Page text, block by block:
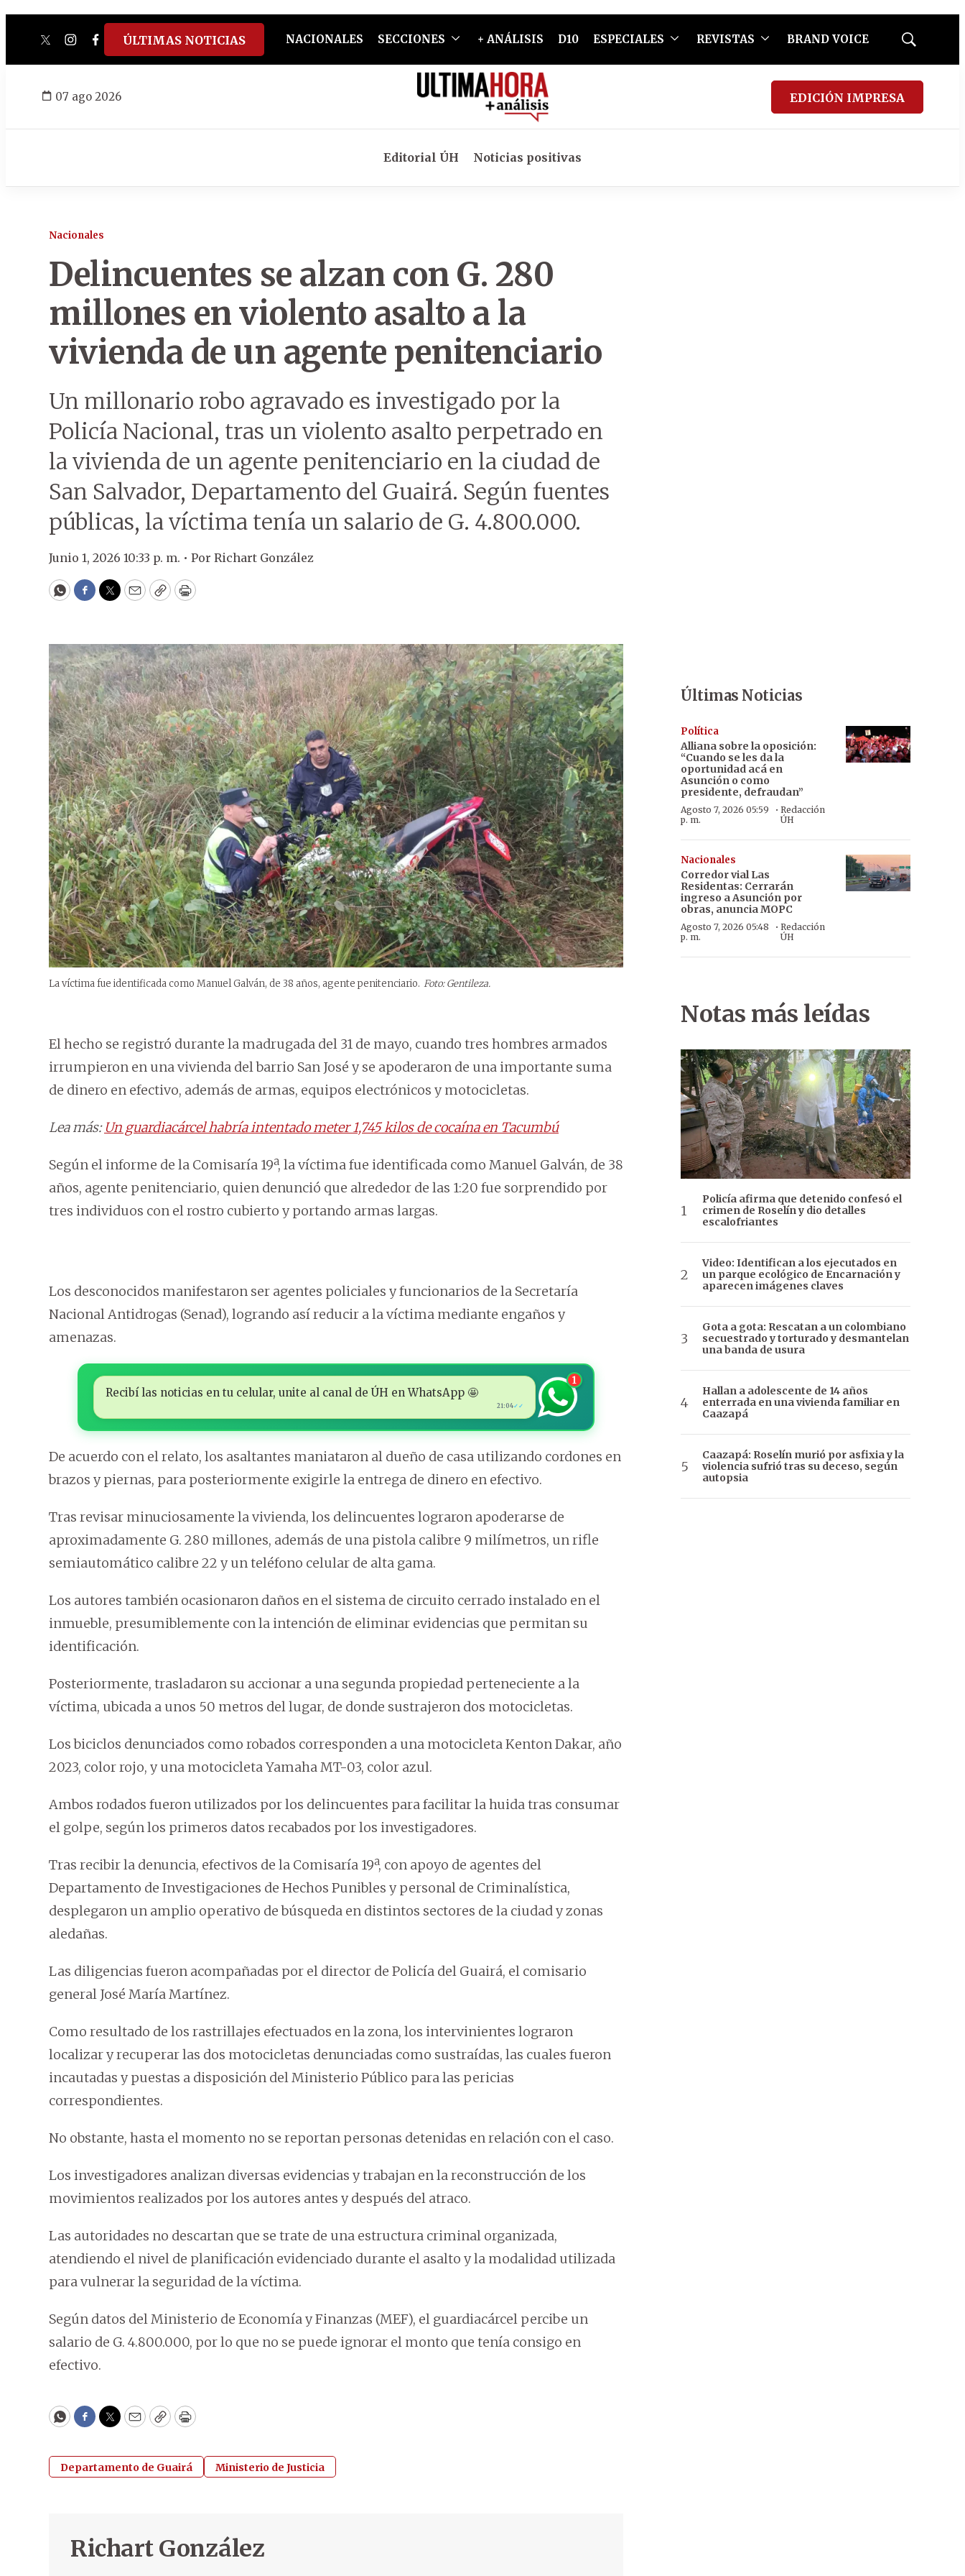
twitterinstagram
facebook
tiktokyoutube
spotify
ÚLTIMAS NOTICIAS NACIONALES SECCIONES + ANÁLISIS D10 ESPECIALES REVISTAS BRAND VOICE
Mostrar
07 ago 2026 EDICIÓN IMPRESA
Editorial ÚH Noticias positivas
Nacionales
Delincuentes se alzan con G. 280
millones en violento asalto a la
vivienda de un agente penitenciario
Un millonario robo agravado es investigado por la
Policía Nacional, tras un violento asalto perpetrado en
la vivienda de un agente penitenciario en la ciudad de
San Salvador, Departamento del Guairá. Según fuentes
públicas, la víctima tenía un salario de G. 4.800.000.
Junio 1, 2026 10:33 p. m. • Por Richart González
WhatsApp
Facebook
Twitter
EmailCopyPrint
La víctima fue identificada como Manuel Galván, de 38 años, agente penitenciario. Foto: Gentileza.
El hecho se registró durante la madrugada del 31 de mayo, cuando tres hombres armados
irrumpieron en una vivienda del barrio San José y se apoderaron de una importante suma
de dinero en efectivo, además de armas, equipos electrónicos y motocicletas.
Lea más: Un guardiacárcel habría intentado meter 1,745 kilos de cocaína en Tacumbú
Según el informe de la Comisaría 19ª, la víctima fue identificada como Manuel Galván, de 38
años, agente penitenciario, quien denunció que alrededor de las 1:20 fue sorprendido por
tres individuos con el rostro cubierto y portando armas largas.
Los desconocidos manifestaron ser agentes policiales y funcionarios de la Secretaría
Nacional Antidrogas (Senad), logrando así reducir a la víctima mediante engaños y
amenazas.
Recibí las noticias en tu celular, unite al canal de ÚH en WhatsApp 🤩
21:04✓✓
1
De acuerdo con el relato, los asaltantes maniataron al dueño de casa utilizando cordones en
brazos y piernas, para posteriormente exigirle la entrega de dinero en efectivo.
Tras revisar minuciosamente la vivienda, los delincuentes lograron apoderarse de
aproximadamente G. 280 millones, además de una pistola calibre 9 milímetros, un rifle
semiautomático calibre 22 y un teléfono celular de alta gama.
Los autores también ocasionaron daños en el sistema de circuito cerrado instalado en el
inmueble, presumiblemente con la intención de eliminar evidencias que permitan su
identificación.
Posteriormente, trasladaron su accionar a una segunda propiedad perteneciente a la
víctima, ubicada a unos 50 metros del lugar, de donde sustrajeron dos motocicletas.
Los biciclos denunciados como robados corresponden a una motocicleta Kenton Dakar, año
2023, color rojo, y una motocicleta Yamaha MT-03, color azul.
Ambos rodados fueron utilizados por los delincuentes para facilitar la huida tras consumar
el golpe, según los primeros datos recabados por los investigadores.
Tras recibir la denuncia, efectivos de la Comisaría 19ª, con apoyo de agentes del
Departamento de Investigaciones de Hechos Punibles y personal de Criminalística,
desplegaron un amplio operativo de búsqueda en distintos sectores de la ciudad y zonas
aledañas.
Las diligencias fueron acompañadas por el director de Policía del Guairá, el comisario
general José María Martínez.
Como resultado de los rastrillajes efectuados en la zona, los intervinientes lograron
localizar y recuperar las dos motocicletas denunciadas como sustraídas, las cuales fueron
incautadas y puestas a disposición del Ministerio Público para las pericias
correspondientes.
No obstante, hasta el momento no se reportan personas detenidas en relación con el caso.
Los investigadores analizan diversas evidencias y trabajan en la reconstrucción de los
movimientos realizados por los autores antes y después del atraco.
Las autoridades no descartan que se trate de una estructura criminal organizada,
atendiendo el nivel de planificación evidenciado durante el asalto y la modalidad utilizada
para vulnerar la seguridad de la víctima.
Según datos del Ministerio de Economía y Finanzas (MEF), el guardiacárcel percibe un
salario de G. 4.800.000, por lo que no se puede ignorar el monto que tenía consigo en
efectivo.
WhatsApp
Facebook
Twitter
EmailCopyPrint
Departamento de Guairá Ministerio de Justicia
Richart González
Últimas Noticias
Política
Alliana sobre la oposición:
“Cuando se les da la
oportunidad acá en
Asunción o como
presidente, defraudan”
Agosto 7, 2026 05:59
p. m.
·Redacción
ÚH
Nacionales
Corredor vial Las
Residentas: Cerrarán
ingreso a Asunción por
obras, anuncia MOPC
Agosto 7, 2026 05:48
p. m.
·Redacción
ÚH
Notas más leídas
Policía afirma que detenido confesó el
crimen de Roselín y dio detalles
escalofriantes
Video: Identifican a los ejecutados en
un parque ecológico de Encarnación y
aparecen imágenes claves
Gota a gota: Rescatan a un colombiano
secuestrado y torturado y desmantelan
una banda de usura
Hallan a adolescente de 14 años
enterrada en una vivienda familiar en
Caazapá
Caazapá: Roselín murió por asfixia y la
violencia sufrió tras su deceso, según
autopsia